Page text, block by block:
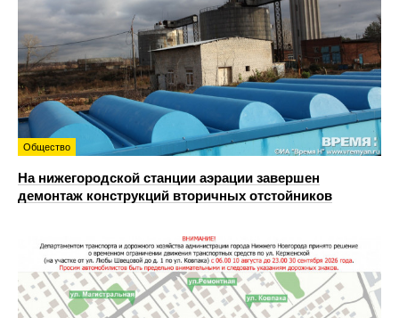
Общество
На нижегородской станции аэрации завершен
демонтаж конструкций вторичных отстойников